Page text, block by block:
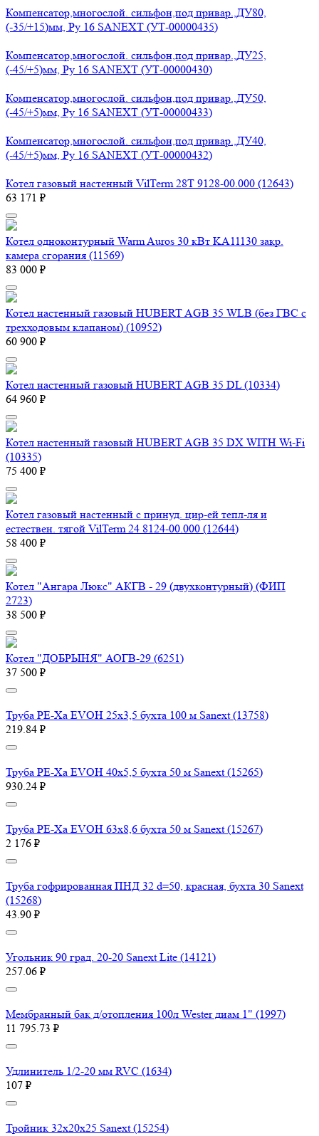
Компенсатор,многослой. сильфон,под привар.,ДУ80,
(-35/+15)мм, Ру 16 SANEXT (УТ-00000435)
Компенсатор,многослой. сильфон,под привар.,ДУ25,
(-45/+5)мм, Ру 16 SANEXT (УТ-00000430)
Компенсатор,многослой. сильфон,под привар.,ДУ50,
(-45/+5)мм, Ру 16 SANEXT (УТ-00000433)
Компенсатор,многослой. сильфон,под привар.,ДУ40,
(-45/+5)мм, Ру 16 SANEXT (УТ-00000432)
Котел газовый настенный VilTerm 28T 9128-00.000 (12643)
63 171 ₽
Котел одноконтурный Warm Auros 30 кВт KA11130 закр.
камера сгорания (11569)
83 000 ₽
Котел настенный газовый HUBERT AGB 35 WLB (без ГВС с
трехходовым клапаном) (10952)
60 900 ₽
Котел настенный газовый HUBERT AGB 35 DL (10334)
64 960 ₽
Котел настенный газовый HUBERT AGB 35 DX WITH Wi-Fi
(10335)
75 400 ₽
Котел газовый настенный с принуд. цир-ей тепл-ля и
естествен. тягой VilTerm 24 8124-00.000 (12644)
58 400 ₽
Котел "Ангара Люкс" АКГВ - 29 (двухконтурный) (ФИП
2723)
38 500 ₽
Котел "ДОБРЫНЯ" АОГВ-29 (6251)
37 500 ₽
Труба PE-Xa EVOH 25x3,5 бухта 100 м Sanext (13758)
219.84 ₽
Труба PE-Xa EVOH 40x5,5 бухта 50 м Sanext (15265)
930.24 ₽
Труба PE-Xa EVOH 63x8,6 бухта 50 м Sanext (15267)
2 176 ₽
Труба гофрированная ПНД 32 d=50, красная, бухта 30 Sanext
(15268)
43.90 ₽
Угольник 90 град. 20-20 Sanext Lite (14121)
257.06 ₽
Мембранный бак д/отопления 100л Wester диам 1" (1997)
11 795.73 ₽
Удлинитель 1/2-20 мм RVC (1634)
107 ₽
Тройник 32х20х25 Sanext (15254)